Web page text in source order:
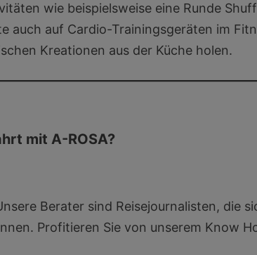
wie beispielsweise eine Runde
auch auf Cardio-Trainingsgeräten im
Kreationen aus der Küche holen.
mit A-ROSA?
Berater sind Reisejournalisten, die
Profitieren Sie von unserem Know